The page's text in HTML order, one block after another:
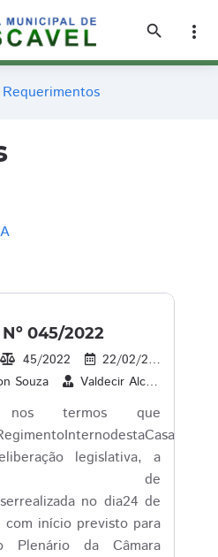
search
more_vert
Requerimentos
045/2022
45/2022 22/02/2022
Souza Valdecir Alcantara
nos termos que
legislativa, a
de
no dia24 de
início previsto para
da Câmara